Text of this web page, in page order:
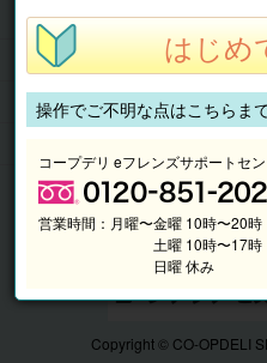
くらしのサービス
このサイトの使い方
マイページ
Copyright © CO-OPDELI
はじめ
操作でご不明な点はこちらま
コープデリ eフレンズサポートセ
営業時間： 月曜〜金曜 10時〜20時
土曜 10時〜17時
日曜 休み